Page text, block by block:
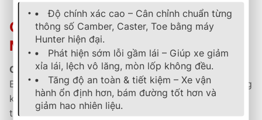
CHÍNH SÁCH BẢO HÀNH VÀ HẬU
MÃI TẠI B SELECT THÀNH PHÁT
Cam kết bảo hành chính hãng
B Select Thành Phát phân phối lốp Michelin chính hãng
kèm phiếu bảo hành điện tử. Khách hàng được hỗ trợ
tư vấn, bảo dưỡng và kiểm tra định kỳ miễn phí trong
Độ chính xác cao – Cân chỉnh chuẩn từng
thông số Camber, Caster, Toe bằng máy
Hunter hiện đại.
Phát hiện sớm lỗi gầm lái – Giúp xe giảm
xỉa lái, lệch vô lăng, mòn lốp không đều.
Tăng độ an toàn & tiết kiệm – Xe vận
hành ổn định hơn, bám đường tốt hơn và
giảm hao nhiên liệu.